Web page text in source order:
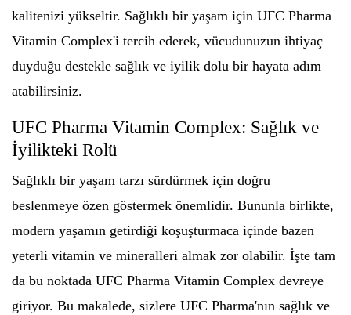
kalitenizi yükseltir. Sağlıklı bir yaşam için UFC Pharma
Vitamin Complex'i tercih ederek, vücudunuzun ihtiyaç
duyduğu destekle sağlık ve iyilik dolu bir hayata adım
atabilirsiniz.
UFC Pharma Vitamin Complex: Sağlık ve
İyilikteki Rolü
Sağlıklı bir yaşam tarzı sürdürmek için doğru
beslenmeye özen göstermek önemlidir. Bununla birlikte,
modern yaşamın getirdiği koşuşturmaca içinde bazen
yeterli vitamin ve mineralleri almak zor olabilir. İşte tam
da bu noktada UFC Pharma Vitamin Complex devreye
giriyor. Bu makalede, sizlere UFC Pharma'nın sağlık ve